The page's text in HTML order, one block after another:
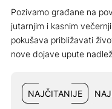
Pozivamo građane na
jutarnjim i kasnim
pokušava približavati
nove dojave upute
NAJČITANIJE